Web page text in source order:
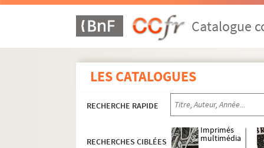
Catalogue
LES CATALOGUES
RECHERCHE RAPIDE
RECHERCHES CIBLÉES
Imprimés
multimédia